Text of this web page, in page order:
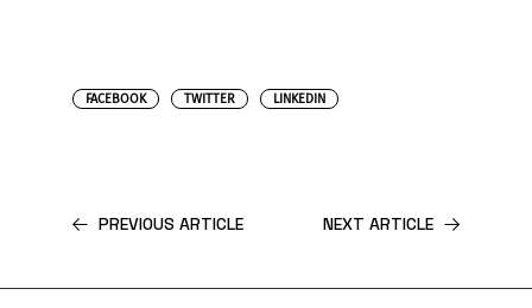
FACEBOOK TWITTER LINKEDIN
PREVIOUS ARTICLE NEXT ARTICLE